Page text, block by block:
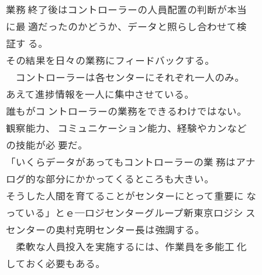
業務 終了後はコントローラーの人員配置の判断が本当
に最 適だったのかどうか、データと照らし合わせて検
証す る。
その結果を日々の業務にフィードバックする。
コントローラーは各センターにそれぞれ一人のみ。
あえて進捗情報を一人に集中させている。
誰もがコ ントローラーの業務をできるわけではない。
観察能力、 コミュニケーション能力、経験やカンなど
の技能が必 要だ。
「いくらデータがあってもコントローラーの業 務はアナ
ログ的な部分にかかってくるところも大きい。
そうした人間を育てることがセンターにとって重要に な
っている」とｅ─ロジセンターグループ新東京ロジシ ス
センターの奥村克明センター長は強調する。
柔軟な人員投入を実施するには、作業員を多能工 化
しておく必要もある。